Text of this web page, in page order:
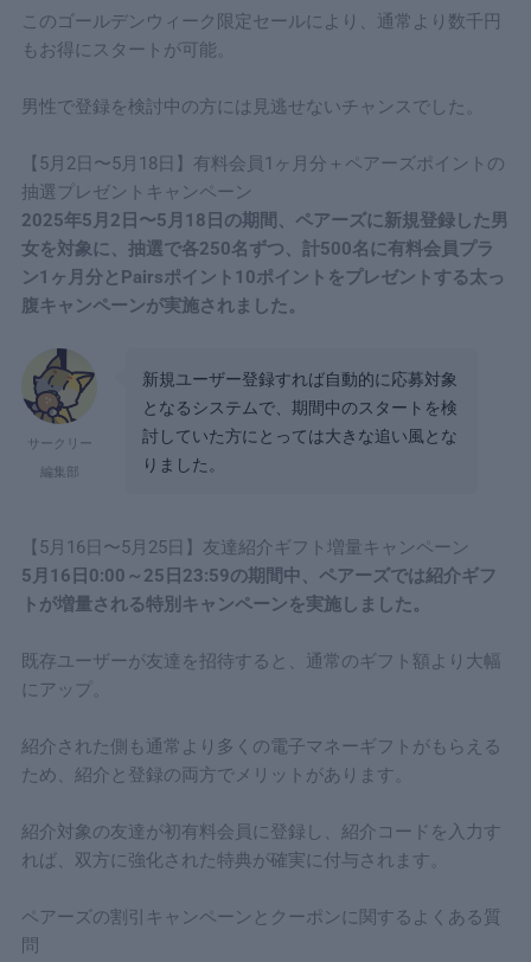
このゴールデンウィーク限定セールにより、通常より数千円
もお得にスタートが可能。
男性で登録を検討中の方には見逃せないチャンスでした。
【5月2日〜5月18日】有料会員1ヶ月分＋ペアーズポイントの
抽選プレゼントキャンペーン
2025年5月2日〜5月18日の期間、ペアーズに新規登録した男
女を対象に、抽選で各250名ずつ、計500名に有料会員プラ
ン1ヶ月分とPairsポイント10ポイントをプレゼントする太っ
腹キャンペーンが実施されました。
サークリー
編集部
新規ユーザー登録すれば自動的に応募対象
となるシステムで、期間中のスタートを検
討していた方にとっては大きな追い風とな
りました。
【5月16日〜5月25日】友達紹介ギフト増量キャンペーン
5月16日0:00～25日23:59の期間中、ペアーズでは紹介ギフ
トが増量される特別キャンペーンを実施しました。
既存ユーザーが友達を招待すると、通常のギフト額より大幅
にアップ。
紹介された側も通常より多くの電子マネーギフトがもらえる
ため、紹介と登録の両方でメリットがあります。
紹介対象の友達が初有料会員に登録し、紹介コードを入力す
れば、双方に強化された特典が確実に付与されます。
ペアーズの割引キャンペーンとクーポンに関するよくある質
問